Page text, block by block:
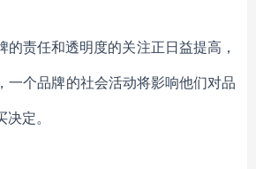
的责任和透明度的关注正日益提高，
一个品牌的社会活动将影响他们对品
定。